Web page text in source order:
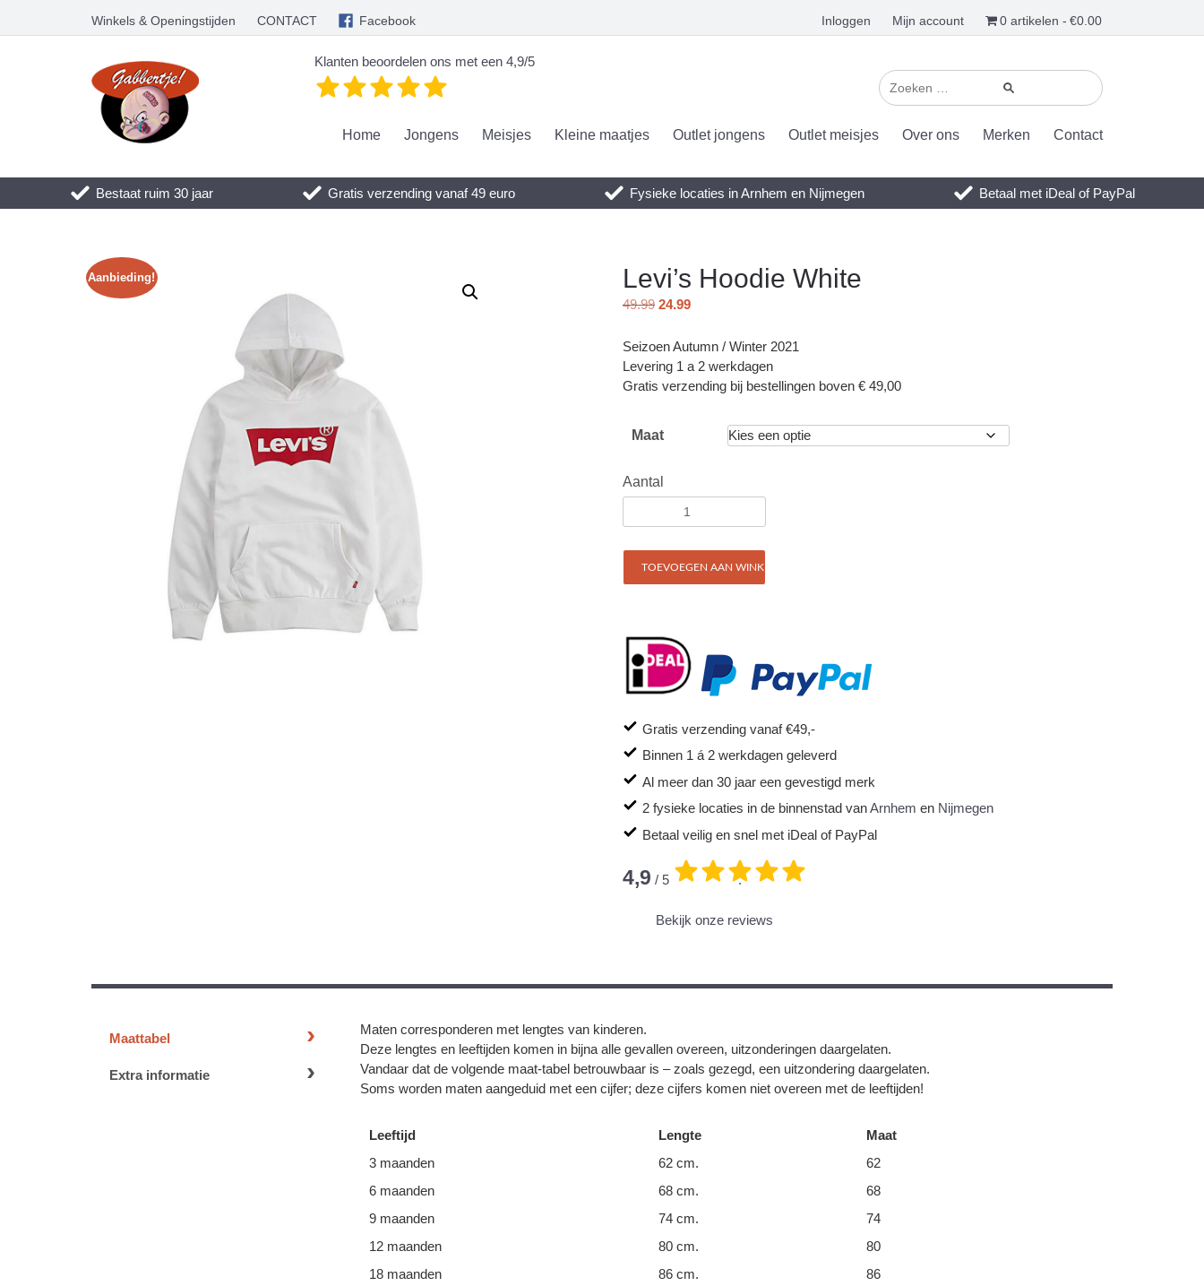
Winkels & Openingstijden CONTACT Facebook Inloggen Mijn account 0 artikelen €0.00
Klanten beoordelen ons met een 4,9/5
Home Jongens Meisjes Kleine maatjes Outlet jongens Outlet meisjes Over ons Merken Contact
Bestaat ruim 30 jaar Gratis verzending vanaf 49 euro Fysieke locaties in Arnhem en Nijmegen Betaal met iDeal of PayPal
Aanbieding! Levi’s Hoodie White
49.99 24.99
Seizoen Autumn / Winter 2021
Levering 1 a 2 werkdagen
Gratis verzending bij bestellingen boven € 49,00
Maat
Aantal
TOEVOEGEN AAN WINKELWAGEN
Gratis verzending vanaf €49,-
Binnen 1 á 2 werkdagen geleverd
Al meer dan 30 jaar een gevestigd merk
2 fysieke locaties in de binnenstad vanArnhem en Nijmegen
Betaal veilig en snel met iDeal of PayPal
4,9 / 5 .
Bekijk onze reviews
Maattabel
Extra informatie
Maten corresponderen met lengtes van kinderen.
Deze lengtes en leeftijden komen in bijna alle gevallen overeen, uitzonderingen daargelaten.
Vandaar dat de volgende maat-tabel betrouwbaar is – zoals gezegd, een uitzondering daargelaten.
Soms worden maten aangeduid met een cijfer; deze cijfers komen niet overeen met de leeftijden!
Leeftijd Lengte
Maat
3 maanden
62 cm.
62
6 maanden
68 cm.
68
9 maanden
74 cm.
74
12 maanden
80 cm.
80
18 maanden
86 cm.
86